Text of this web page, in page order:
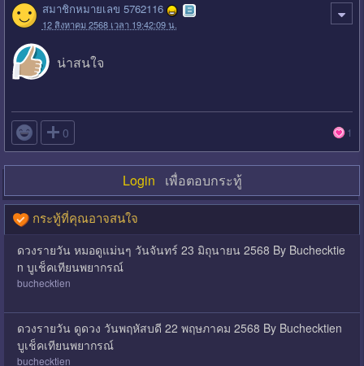
สมาชิกหมายเลข 5762116
12 สิงหาคม 2568 เวลา 19:42:09 น.
น่าสนใจ
 0 1
Login เพื่อตอบกระทู้
กระทู้ที่คุณอาจสนใจ
ดวงรายวัน หมอดูแม่นๆ วันจันทร์ 23 มิถุนายน 2568 By Buchecktie
n บูเช็คเทียนพยากรณ์
buchecktien
ดวงรายวัน ดูดวง วันพฤหัสบดี 22 พฤษภาคม 2568 By Buchecktien
บูเช็คเทียนพยากรณ์
buchecktien